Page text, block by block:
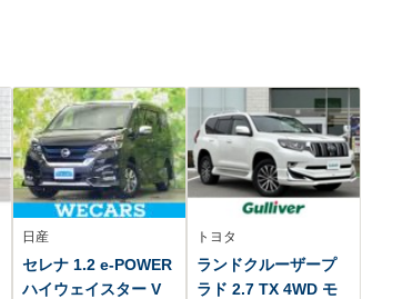
日産
セレナ 1.2 e-POWER
ハイウェイスター V
トヨタ
ランドクルーザープ
ラド 2.7 TX 4WD モ